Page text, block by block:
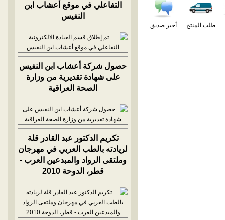
طلب المنتج أخبر صديق
التفاعلي في موقع أعشاب ابن
النفيس
حصول شركة أعشاب ابن النفيس
على شهادة تقديرية من وزارة
الصحة العراقية
تكريم الدكتور عبد القادر قلة
لريادته بالطب العربي في مهرجان
وملتقى الرواد والمبدعين العرب -
قطر، الدوحة 2010